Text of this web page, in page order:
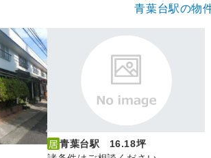
青葉台駅の物
青葉台駅 16.18坪